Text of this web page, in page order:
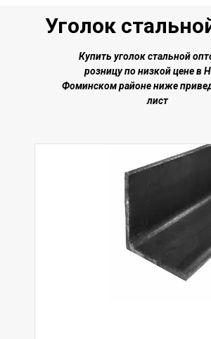
Уголок
Купить уголок стальной о
розницу по низкой ценев
Фоминском районениже
лист